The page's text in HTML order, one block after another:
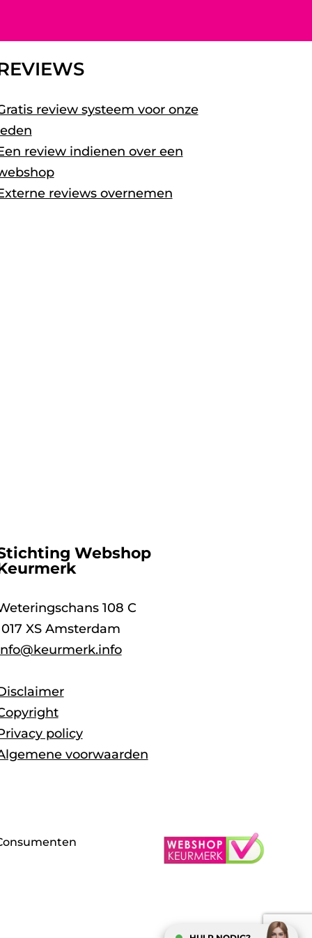
review systeem voor onze
review indienen over een
reviews overnemen
Webshop
108 C
XS Amsterdam
policy
voorwaarden